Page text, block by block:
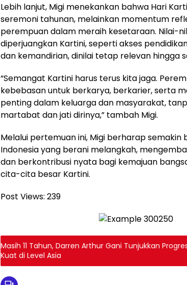
Lebih lanjut, Migi menekankan bahwa Hari
seremoni tahunan, melainkan momentum
perempuan dalam meraih kesetaraan. Nilai-
diperjuangkan Kartini, seperti akses
dan kemandirian, dinilai tetap relevan hingga
“Semangat Kartini harus terus kita jaga.
kebebasan untuk berkarya, berkarier, serta
penting dalam keluarga dan masyarakat,
martabat dan jati dirinya,” tambah Migi.
Melalui pertemuan ini, Migi berharap
Indonesia yang berani melangkah,
dan berkontribusi nyata bagi kemajuan
cita-cita besar Kartini.
Post Views: 239
Masih 11 Tahun, Darren Arthur Gani Tunjukkan
Kuat di Level Asia